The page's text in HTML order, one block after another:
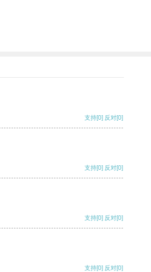
支持[0] 反对[0]
支持[0] 反对[0]
支持[0] 反对[0]
支持[0] 反对[0]